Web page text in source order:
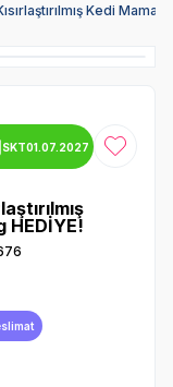
Kedi Maması
SKT01.07.2027 Favoriye
HEDİYE!